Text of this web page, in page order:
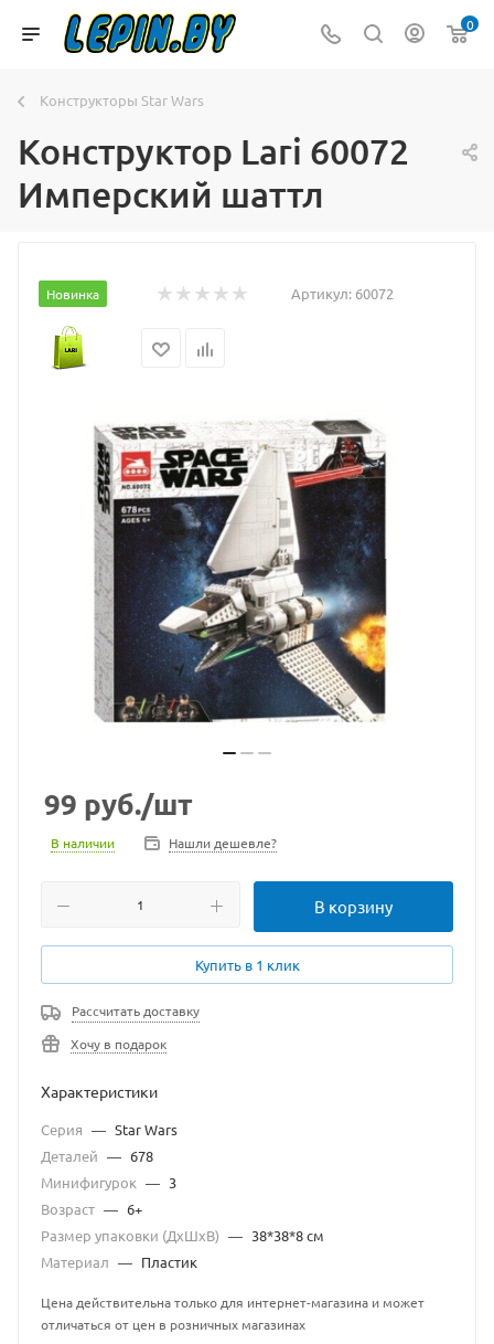
0
Конструкторы Star Wars
Конструктор Lari 60072
Имперский шаттл
Новинка Артикул: 60072
99 руб./шт
В наличии Нашли дешевле?
В корзину
Купить в 1 клик
Рассчитать доставку
Хочу в подарок
Характеристики
Серия — Star Wars
Деталей — 678
Минифигурок — 3
Возраст — 6+
Размер упаковки (ДхШхВ) — 38*38*8 см
Материал — Пластик
Цена действительна только для интернет-магазина и может
отличаться от цен в розничных магазинах